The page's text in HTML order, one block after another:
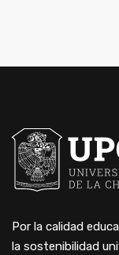
Por la calidad
la sostenibilidad